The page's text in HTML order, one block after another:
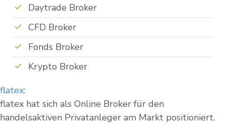
Daytrade Broker
CFD Broker
Fonds Broker
Krypto Broker
flatex:
flatex hat sich als Online Broker für den
handelsaktiven Privatanleger am Markt positioniert.